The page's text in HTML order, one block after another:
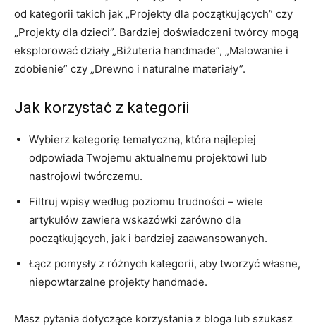
od kategorii takich jak „Projekty dla początkujących” czy
„Projekty dla dzieci”. Bardziej doświadczeni twórcy mogą
eksplorować działy „Biżuteria handmade”, „Malowanie i
zdobienie” czy „Drewno i naturalne materiały”.
Jak korzystać z kategorii
Wybierz kategorię tematyczną, która najlepiej
odpowiada Twojemu aktualnemu projektowi lub
nastrojowi twórczemu.
Filtruj wpisy według poziomu trudności – wiele
artykułów zawiera wskazówki zarówno dla
początkujących, jak i bardziej zaawansowanych.
Łącz pomysły z różnych kategorii, aby tworzyć własne,
niepowtarzalne projekty handmade.
Masz pytania dotyczące korzystania z bloga lub szukasz